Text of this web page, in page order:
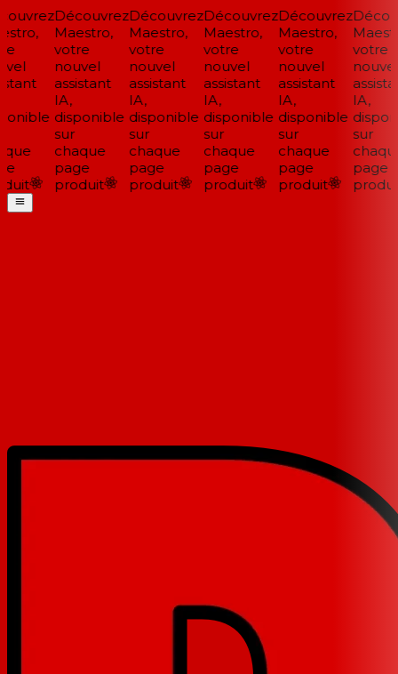
Découvrez
Maestro,
votre
nouvel
assistant
IA,
disponible
sur
chaque
page
produit
Découvrez
Maestro,
votre
nouvel
assistant
IA,
disponible
sur
chaque
page
produit
Découvrez
Maestro,
votre
nouvel
assistant
IA,
disponible
sur
chaque
page
produit
Découvrez
Maestro,
votre
nouvel
assistant
IA,
disponible
sur
chaque
page
produit
votre
nouvel
IA,
sur
chaque
page
produit